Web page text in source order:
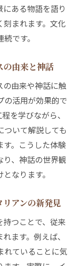
ある物語を語り
まれます。文化
です。
の由来と神話
の由来や神話に触
の活用が効果的で
を学びながら、
いて解説しても
す。こうした体験
り、神話の世界観
なります。
アンの新発見
つことで、従来
ます。例えば、
れていることに気